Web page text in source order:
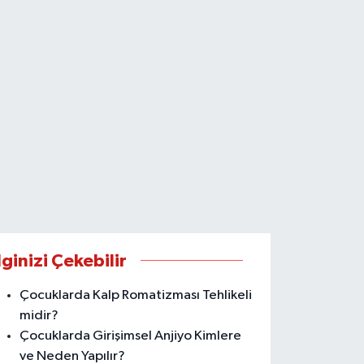
Çekebilir
Çocuklarda Kalp Romatizması Tehlikeli
midir?
Çocuklarda Girişimsel Anjiyo Kimlere
ve Neden Yapılır?